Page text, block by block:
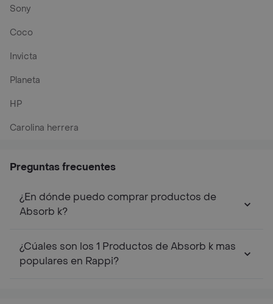
Sony
Coco
Invicta
Planeta
HP
Carolina herrera
Preguntas frecuentes
¿En dónde puedo comprar productos de
Absorb k?
¿Cúales son los 1 Productos de Absorb k mas
populares en Rappi?